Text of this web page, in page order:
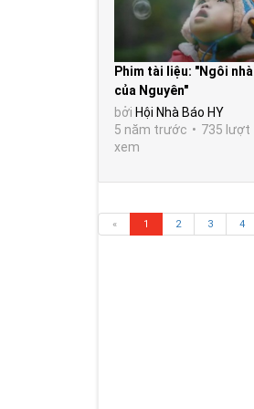
Phim tài liệu: "Ngôi nhà
của Nguyên"
bởi Hội Nhà Báo HY
5 năm trước
735 lượt
xem
« 1 2 3 4